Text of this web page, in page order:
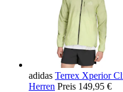
adidas Terrex Xperior
Herren Preis 149,95 €